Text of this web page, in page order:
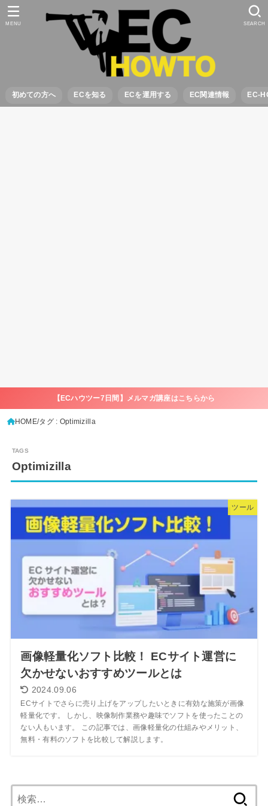
初めての方へ ECを知る ECを運用する EC関連情報 EC-
SEARCH
MENU
【ECハウツー7日間】メルマガ講座はこちらから
HOME タグ : Optimizilla
Optimizilla
ツール
画像軽量化ソフト比較！ ECサイト運営に
欠かせないおすすめツールとは
2024.09.06
ECサイトでさらに売り上げをアップしたいときに有効な施策が画像
軽量化です。 しかし、映像制作業務や趣味でソフトを使ったことの
ない人もいます。 この記事では、画像軽量化の仕組みやメリット、
無料・有料のソフトを比較して解説します。